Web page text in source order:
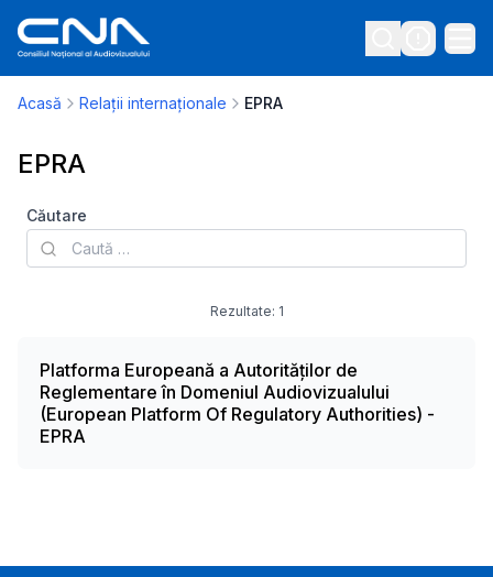
Acasă Relații internaționale EPRA
EPRA
Căutare
Rezultate: 1
Platforma Europeană a Autorităților de
Reglementare în Domeniul Audiovizualului
(European Platform Of Regulatory Authorities) -
EPRA